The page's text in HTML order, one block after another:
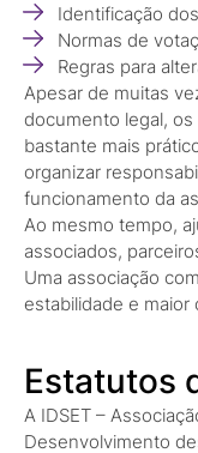
Identificação
Normas de
Regras para
Apesar de muitas
documento legal,
bastante mais
organizar
funcionamento da
Ao mesmo tempo,
associados,
Uma associação
estabilidade e maior
Estatutos
A IDSET –
Desenvolvimento